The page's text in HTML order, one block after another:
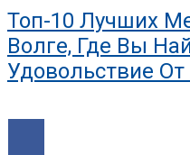
Топ-10 Лучших
Волге, Где Вы
Удовольствие